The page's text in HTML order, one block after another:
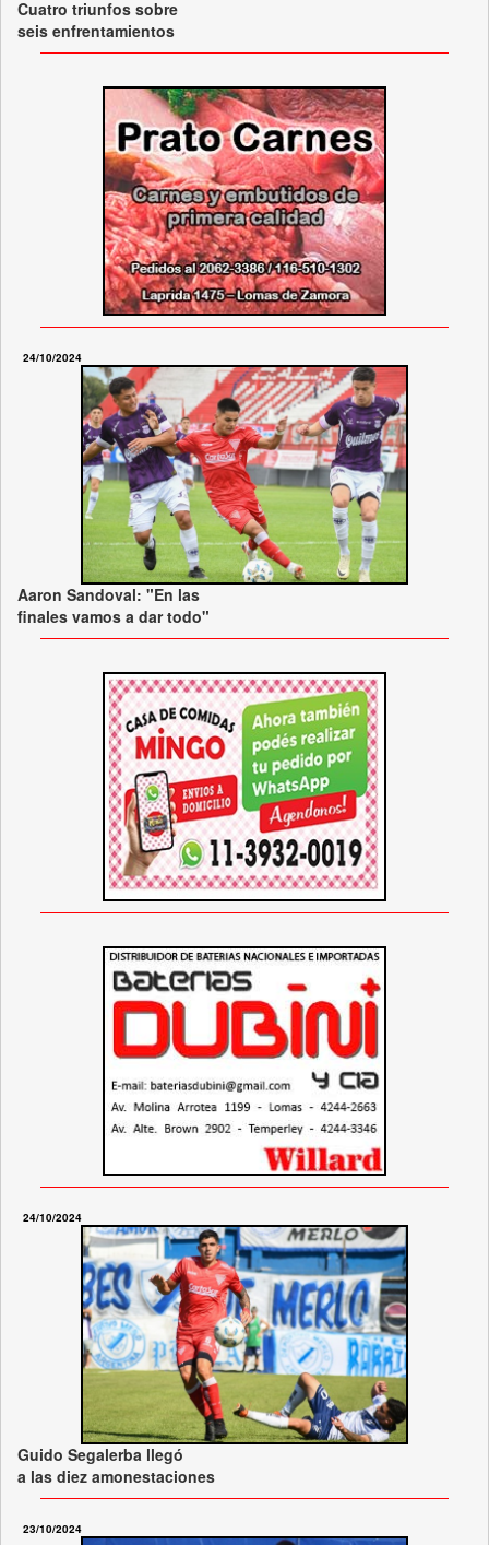
Cuatro triunfos sobre
seis enfrentamientos
24/10/2024
Aaron Sandoval: "En las
finales vamos a dar todo"
24/10/2024
Guido Segalerba llegó
a las diez amonestaciones
23/10/2024